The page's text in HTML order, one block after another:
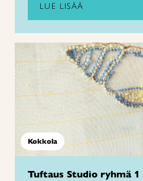
LUE LISÄÄ
Kokkola
Tuftaus Studio ryhmä 1